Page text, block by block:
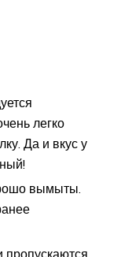
легко
Да и вкус у
вымыты.